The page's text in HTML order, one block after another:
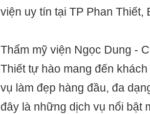
viện uy tín tại TP Phan Thiết,
Thẩm mỹ viện Ngọc Dung -
Thiết tự hào mang đến
vụ làm đẹp hàng đầu, đa
đây là những dịch vụ nổi bật